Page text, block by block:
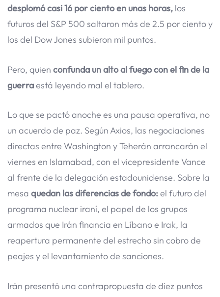
desplomó casi 16 por ciento en unas horas, los
futuros del S&P 500 saltaron más de 2.5 por ciento y
los del Dow Jones subieron mil puntos.
Pero, quien confunda un alto al fuego con el fin de la
guerraestá leyendo mal el tablero.
Lo que se pactó anoche es una pausa operativa, no
un acuerdo de paz. Según Axios, las negociaciones
directas entre Washington y Teherán arrancarán el
viernes en Islamabad, con el vicepresidente Vance
al frente de la delegación estadounidense. Sobre la
mesa quedan las diferencias de fondo:el futuro del
programa nuclear iraní, el papel de los grupos
armados que Irán financia en Líbano e Irak, la
reapertura permanente del estrecho sin cobro de
peajes y el levantamiento de sanciones.
Irán presentó una contrapropuesta de diez puntos